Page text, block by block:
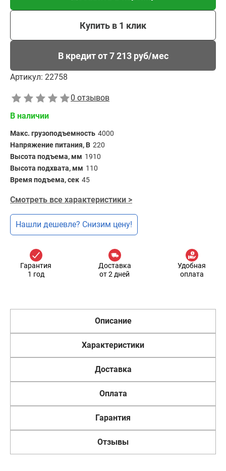
Купить в 1 клик
В кредит от 7 213 руб/мес
Артикул: 22758
0 отзывов
В наличии
Макс. грузоподъемность 4000
Напряжение питания, В 220
Высота подъема, мм 1910
Высота подхвата, мм 110
Время подъема, сек 45
Смотреть все характеристики >
Нашли дешевле? Снизим цену!
Гарантия
1 год
Доставка
от 2 дней
Удобная
оплата
Описание
Характеристики
Доставка
Оплата
Гарантия
Отзывы